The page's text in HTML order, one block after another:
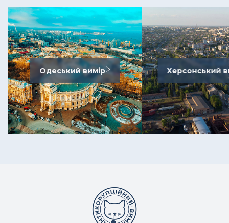
Одеський вимір Херсонський